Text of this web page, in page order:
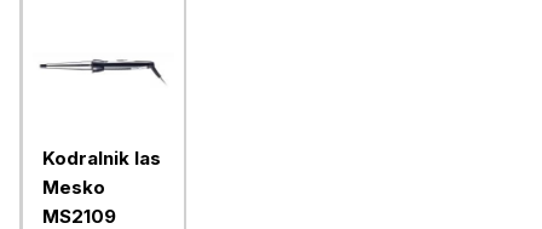
Kodralnik las
Mesko
MS2109